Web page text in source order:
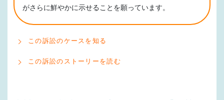
がさらに鮮やかに示せることを願っています。
この訴訟のケースを知る
この訴訟のストーリーを読む